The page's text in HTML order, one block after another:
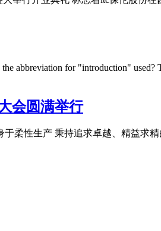
abbreviation for "introduction" used?
会圆满举行
柔性生产 秉持追求卓越、精益求